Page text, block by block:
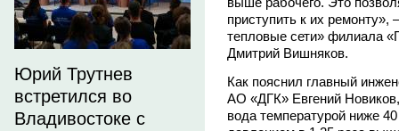
Юрий Трутнев
встретился во
Владивостоке с
приступить к их ремонту»,
тепловые сети» филиала
Дмитрий Вишняков.
Как пояснил главный
АО «ДГК» Евгений
вода температурой ниже